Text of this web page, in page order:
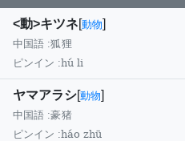
<動>キツネ[動物]
中国語 :狐狸
ピンイン :hú li
ヤマアラシ[動物]
中国語 :豪猪
ピンイン :háo zhū